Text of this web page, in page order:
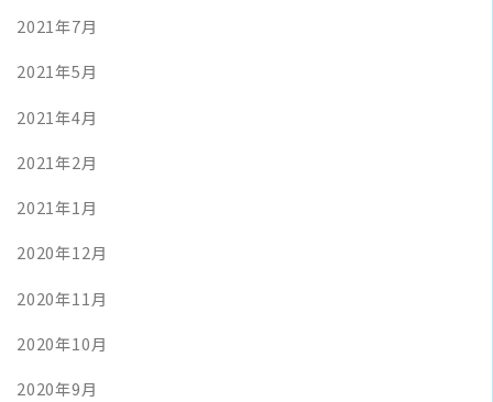
2021年7月
2021年5月
2021年4月
2021年2月
2021年1月
2020年12月
2020年11月
2020年10月
2020年9月